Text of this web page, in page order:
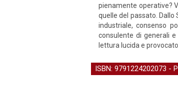
pienamente operative?
quelle del passato.
industriale, consenso
consulente di generali
lettura lucida e
ISBN: 9791224202073 -